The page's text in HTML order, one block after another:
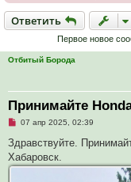
Ответить
Ответить
Первое новое
Отбитый Борода
Принимайте
Н
п
р
о
ч
07 апр 2025, 02:39
Здравствуйте.
Хабаровск.